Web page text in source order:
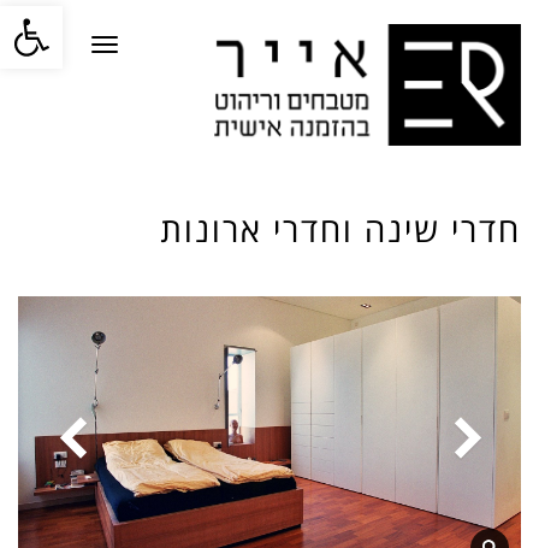
פתח
תפריט
חדרי שינה וחדרי ארונות